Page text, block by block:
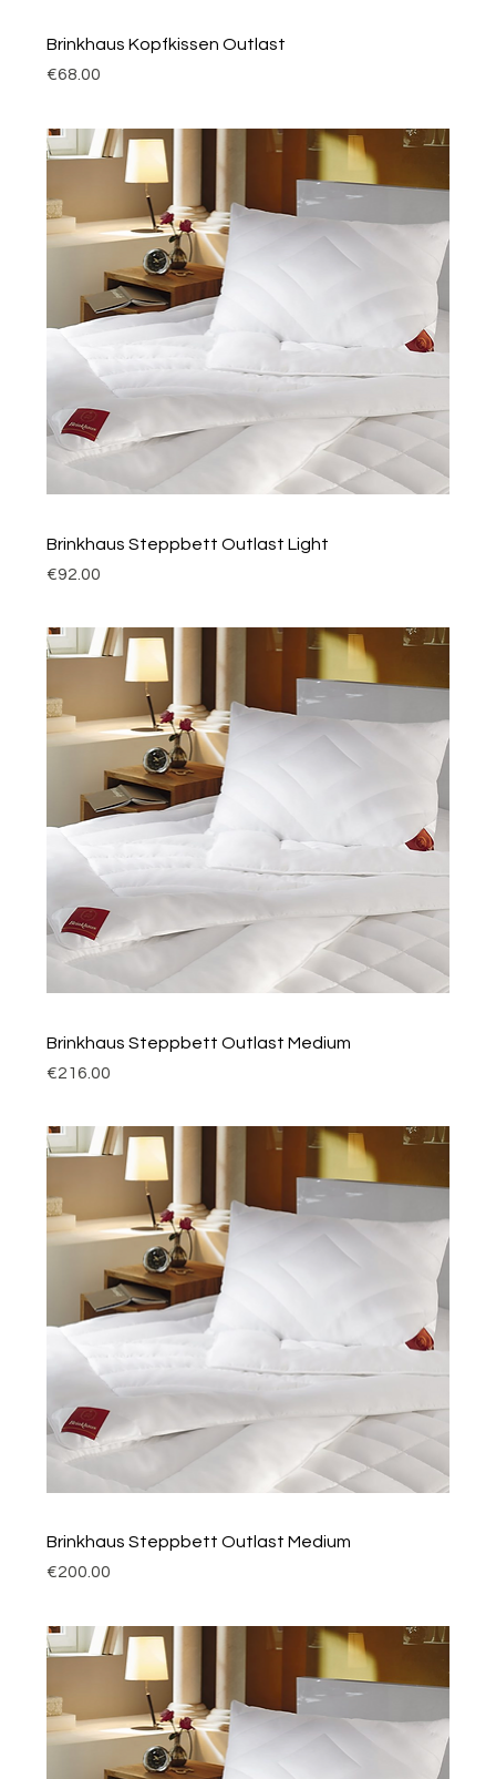
Brinkhaus Kopfkissen Outlast
Price
€68.00
Brinkhaus Steppbett Outlast Light
Price
€92.00
Brinkhaus Steppbett Outlast Medium
Price
€216.00
Brinkhaus Steppbett Outlast Medium
Price
€200.00